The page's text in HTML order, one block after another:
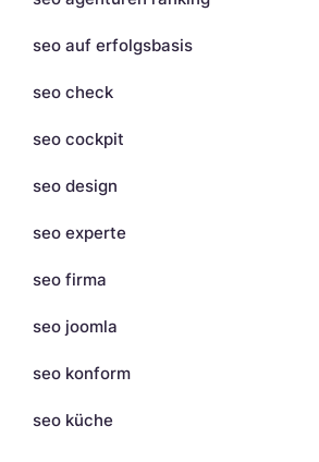
seo auf erfolgsbasis
seo check
seo cockpit
seo design
seo experte
seo firma
seo joomla
seo konform
seo küche